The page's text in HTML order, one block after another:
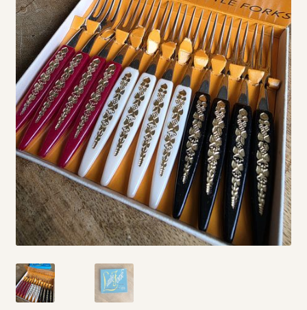
Vintage boeken en strips
Kerst